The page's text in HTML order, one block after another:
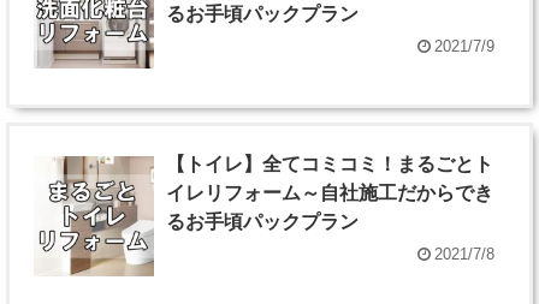
るお手頃パックプラン
2021/7/9
【トイレ】全てコミコミ！まるごとト
イレリフォーム～自社施工だからでき
るお手頃パックプラン
2021/7/8